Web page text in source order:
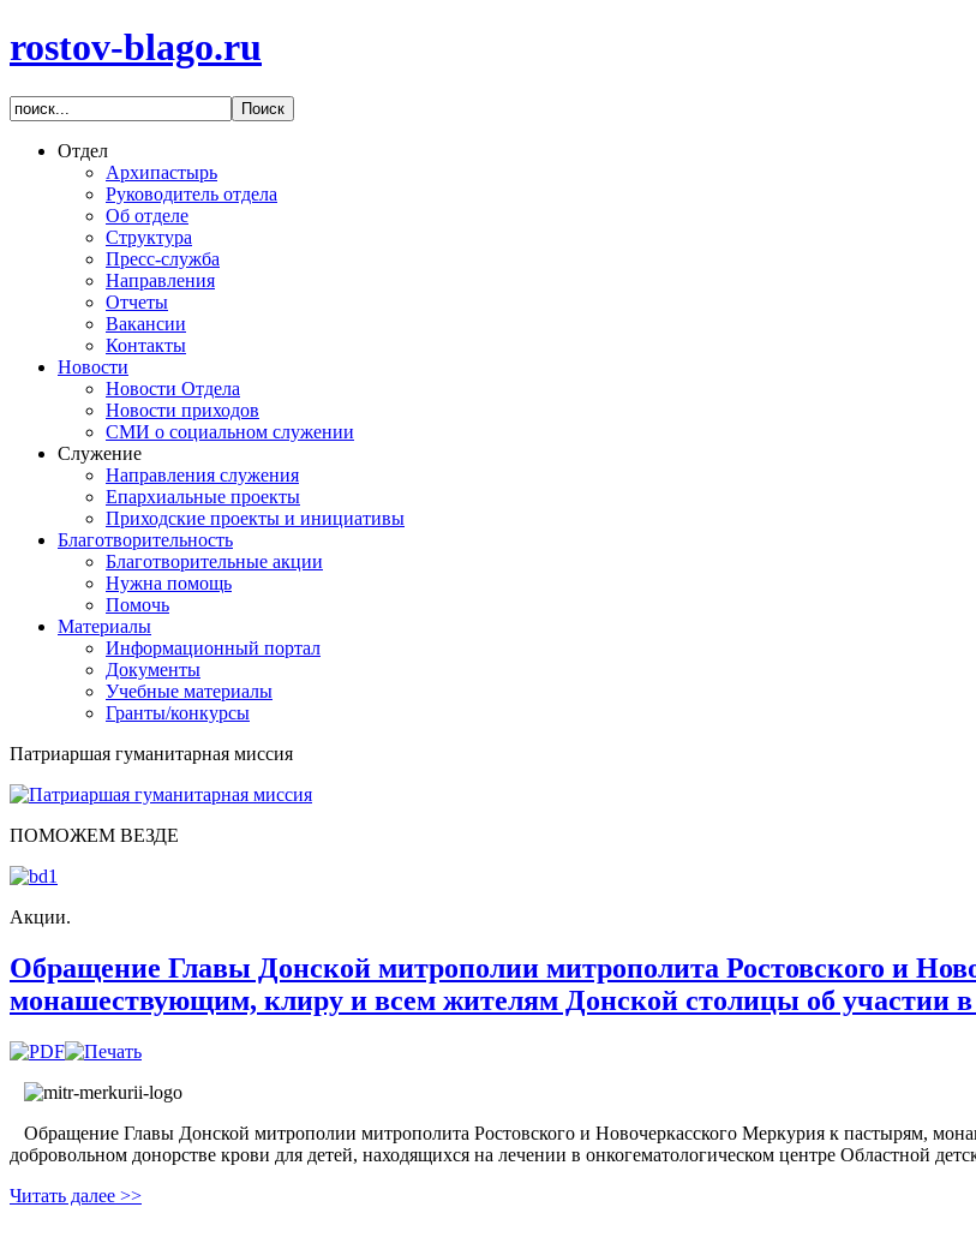
rostov-blago.ru
Отдел
Архипастырь
Руководитель отдела
Об отделе
Структура
Пресс-служба
Направления
Отчеты
Вакансии
Контакты
Новости
Новости Отдела
Новости приходов
СМИ о социальном служении
Служение
Направления служения
Епархиальные проекты
Приходские проекты и инициативы
Благотворительность
Благотворительные акции
Нужна помощь
Помочь
Материалы
Информационный портал
Документы
Учебные материалы
Гранты/конкурсы
Патриаршая гуманитарная миссия
ПОМОЖЕМ ВЕЗДЕ
Акции.
Обращение Главы Донской митрополии митрополита Ростовского и
монашествующим, клиру и всем жителям Донской столицы об участии в
Обращение Главы Донской митрополии митрополита Ростовского и Новочеркасского Меркурия к пастырям,
добровольном донорстве крови для детей, находящихся на лечении в онкогематологическом центре Областной
Читать далее >>